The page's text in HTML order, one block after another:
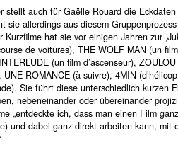
stellt auch für Gaëlle Rouard die
sie allerdings aus diesem
hat sie vor einigen Jahren zur
de voitures), THE WOLF MAN (un
(un film d’ascenseur),
ROMANCE (à-suivre), 4MIN
Sie führt diese unterschiedlich kurzen
nebeneinander oder übereinander
„entdeckte ich, dass man einen Film
und dabei ganz direkt arbeiten kann, mit